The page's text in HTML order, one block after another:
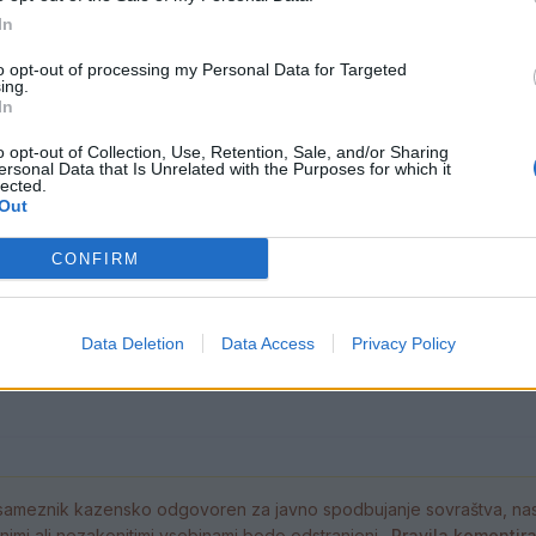
opt-out of processing my Personal Data for Targeted
opt-out of Collection, Use, Retention, Sale, and/or Sharing
Data that Is Unrelated with the Purposes for which it
CONFIRM
Data Deletion Data Access Privacy Policy
Pitna voda je dragocen vir –
preudarno
Jutri bo na območju Žarove ceste
3. avgust 2026
kazensko odgovoren za javno spodbujanje sovraštva,